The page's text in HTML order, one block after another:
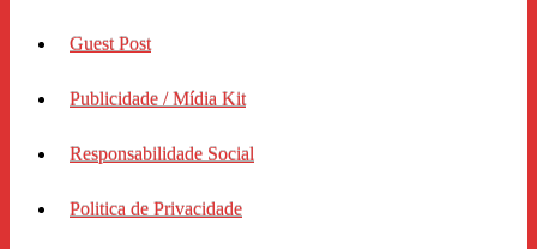
Guest Post
Publicidade / Mídia Kit
Responsabilidade Social
Politica de Privacidade